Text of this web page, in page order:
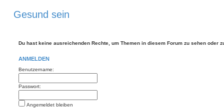
Gesund sein
Du hast keine ausreichenden Rechte, um Themen in diesem Forum zu sehen oder
ANMELDEN
Benutzername:
Passwort:
Angemeldet bleiben